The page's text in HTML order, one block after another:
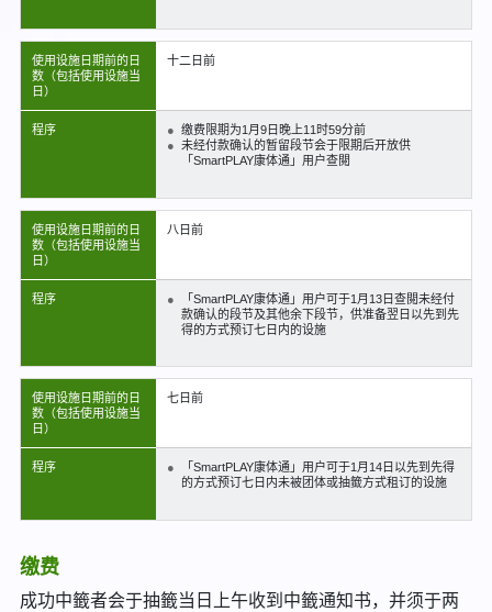
使用设施日期前的日
数（包括使用设施当
日）
十二日前
程序
缴费限期为1月9日晚上11时59分前
未经付款确认的暂留段节会于限期后开放供
「SmartPLAY康体通」用户查閲
使用设施日期前的日
数（包括使用设施当
日）
八日前
程序
「SmartPLAY康体通」用户可于1月13日查閲未经付
款确认的段节及其他余下段节，供准备翌日以先到先
得的方式预订七日内的设施
使用设施日期前的日
数（包括使用设施当
日）
七日前
程序
「SmartPLAY康体通」用户可于1月14日以先到先得
的方式预订七日内未被团体或抽籤方式租订的设施
缴费
成功中籤者会于抽籤当日上午收到中籤通知书，并须于两